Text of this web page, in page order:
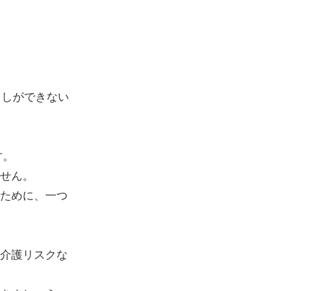
ができない
ん。
めに、一つ
護リスクな